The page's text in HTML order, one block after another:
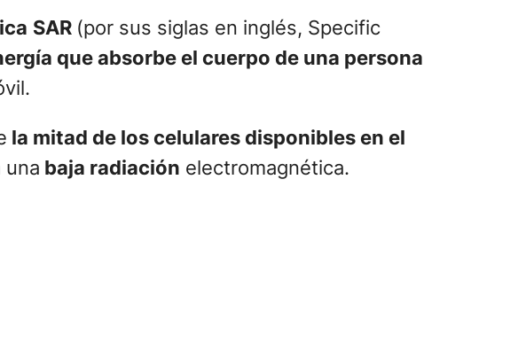
SAR (por sus siglas en inglés, Specific
que absorbe el cuerpo de una persona
la mitad de los celulares disponibles en el
una baja radiación electromagnética.